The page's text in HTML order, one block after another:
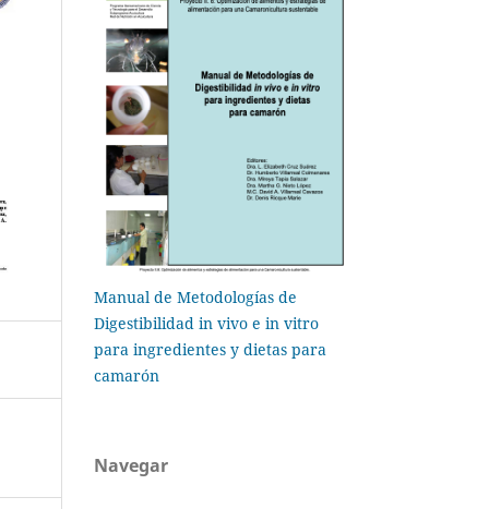
Manual de Metodologías de
Digestibilidad in vivo e in vitro
para ingredientes y dietas para
camarón
Navegar